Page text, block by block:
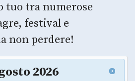
tuo tra numerose
festival e
non perdere!
2026